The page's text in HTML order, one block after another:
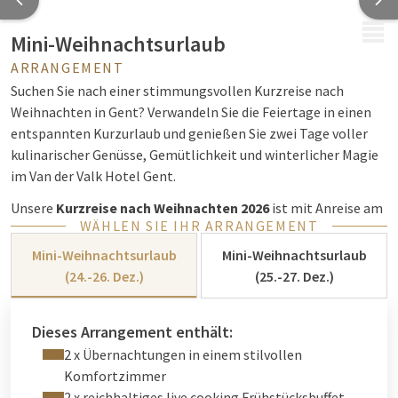
Mini-Weihnachtsurlaub
ARRANGEMENT
Suchen Sie nach einer stimmungsvollen Kurzreise nach
Weihnachten in Gent? Verwandeln Sie die Feiertage in einen
entspannten Kurzurlaub und genießen Sie zwei Tage voller
kulinarischer Genüsse, Gemütlichkeit und winterlicher Magie
im Van der Valk Hotel Gent.
Unsere Kurzreise nach Weihnachten 2026ist mit Anreise am
24. oder 25. Dezember 2026buchbar und die ideale
Möglichkeit, mit Ihrem Partner, Ihrer Familie oder Freunden
in der schönsten Zeit des Jahres vollkommen abzuschalten.
Ein zauberhaftes Weihnachtsfest in Gent
Während der Weihnachtszeit erstrahlt das Van der Valk Hotel
Gent in einer warmen und gemütlichen
WÄHLEN SIE IHR ARRANGEMENT
Mini-Weihnachtsurlaub
(24.-26. Dez.)
Mini-Weihnachtsurlaub
(25.-27. Dez.)
Dieses Arrangement enthält:
2 x Übernachtungen in einem stilvollen
Komfortzimmer